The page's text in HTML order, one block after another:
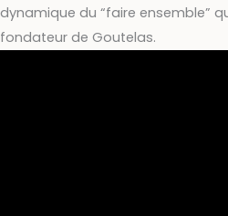
dynamique du “faire ensemble”
fondateur de Goutelas.